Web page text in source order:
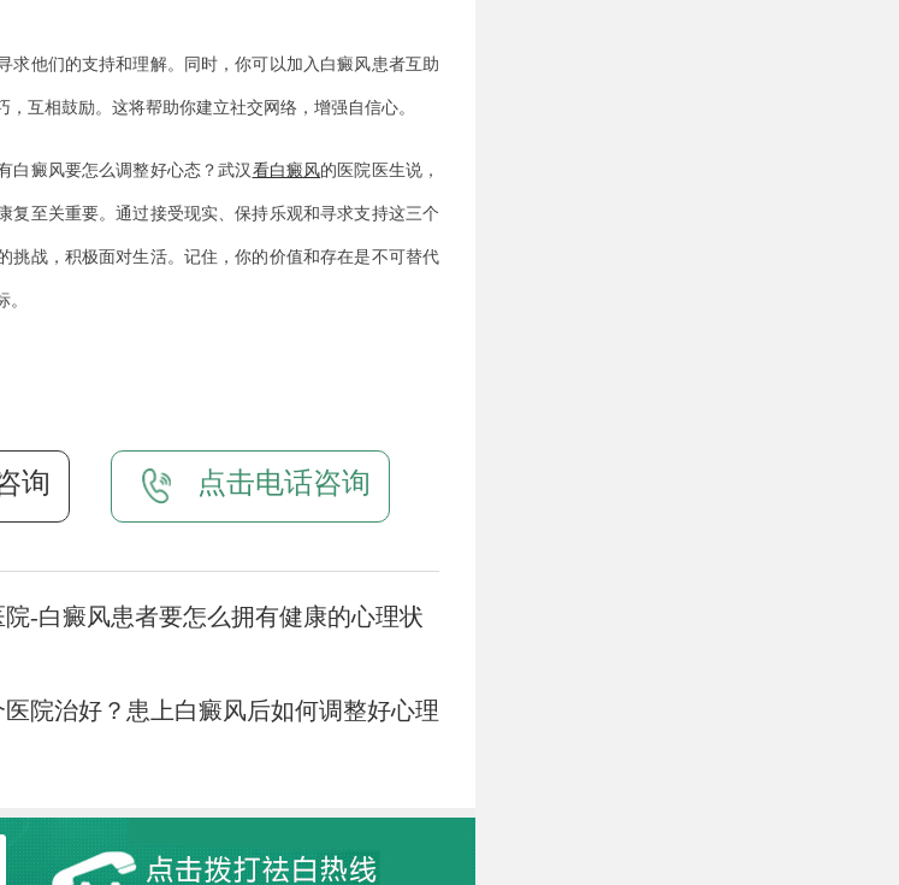
他们的支持和理解。同时，你可以加入白癜风患者互助
互相鼓励。这将帮助你建立社交网络，增强自信心。
癜风要怎么调整好心态？武汉看白癜风的医院医生说，
复至关重要。通过接受现实、保持乐观和寻求支持这三个
挑战，积极面对生活。记住，你的价值和存在是不可替代
询 点击电话咨询
-白癜风患者要怎么拥有健康的心理状
院治好？患上白癜风后如何调整好心理